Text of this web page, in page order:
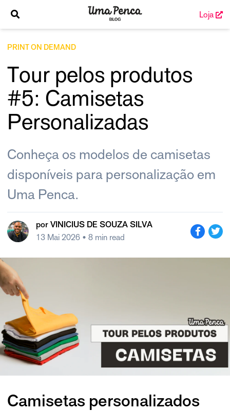
Loja
PRINT ON DEMAND
Tour pelos produtos
#5: Camisetas
Personalizadas
Conheça os modelos de camisetas
disponíveis para personalização em
Uma Penca.
por VINICIUS DE SOUZA SILVA
13 Mai 2026 • 8 min read
Camisetas personalizados